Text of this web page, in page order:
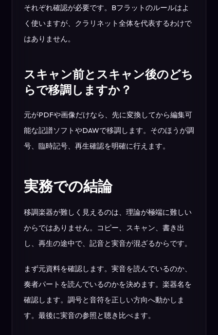
それぞれ確認が必要です。Bフラットのルールはよ
く使いますが、クラリネット全体を代表するわけで
はありません。
スキャン前とスキャン後のどち
らで移調しますか？
元がPDFや画像だけなら、先に変換してから編集可
能な記譜ソフトやDAWで移調します。そのほうが調
号、臨時記号、再生確認を明確に行えます。
実務での結論
移調楽器が難しく見えるのは、理論が極端に難しい
からではありません。コピー、スキャン、書き出
し、再生の途中で、記音と実音が混ざるからです。
まず元資料を確認します。実音を読んでいるのか、
奏者パートを読んでいるのかを決めます。楽器名を
確認します。調号と音符を正しい方向へ動かしま
す。最後に実音の参照と聴き比べます。